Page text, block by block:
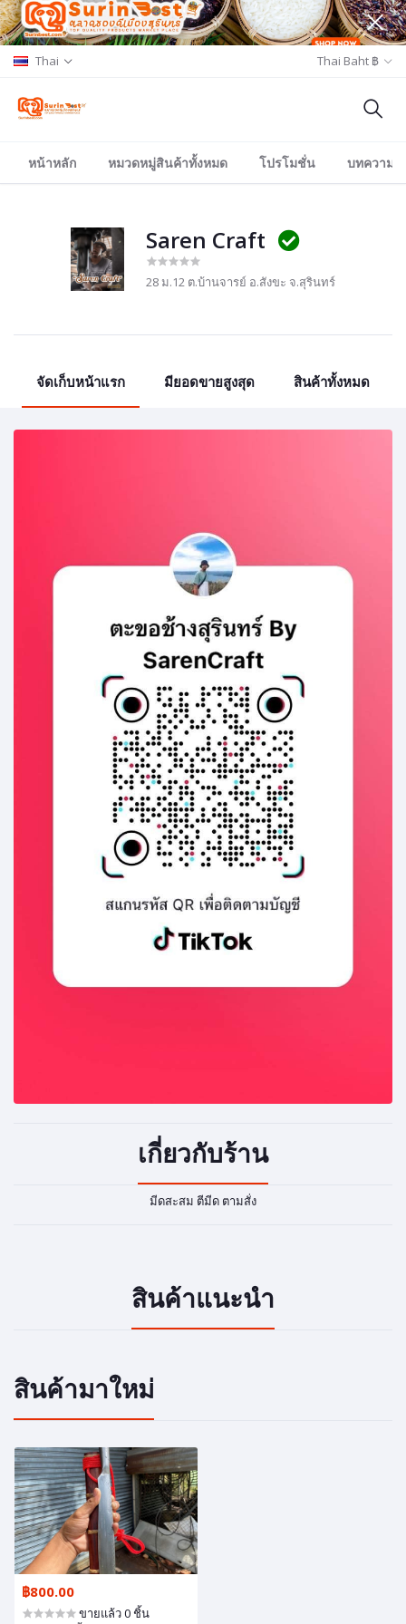
Thai Thai Baht ฿
หน้าหลัก หมวดหมู่สินค้าทั้งหมด โปรโมชั่น บทความ/
Saren Craft
28 ม.12 ต.บ้านจารย์ อ.สังขะ จ.สุรินทร์
จัดเก็บหน้าแรก มียอดขายสูงสุด สินค้าทั้งหมด
เกี่ยวกับร้าน
มีดสะสม ตีมีด ตามสั่ง
สินค้าแนะนำ
สินค้ามาใหม่
฿800.00
ขายแล้ว 0 ชิ้น